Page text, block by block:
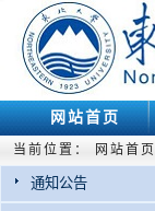
网站首页
当前位置： 网站首页
通知公告